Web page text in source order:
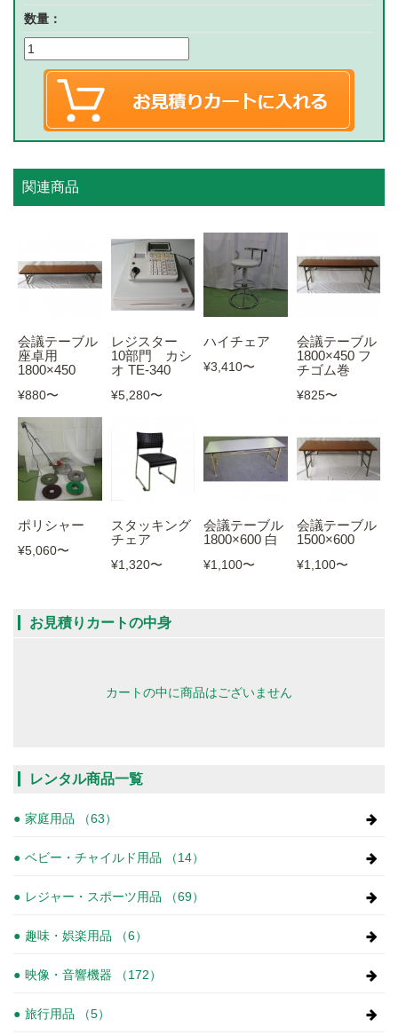
数量：
関連商品
会議テーブル
座卓用
1800×450
¥880〜
レジスター
10部門 カシ
オ TE-340
¥5,280〜
ハイチェア
¥3,410〜
会議テーブル
1800×450 フ
チゴム巻
¥825〜
ポリシャー
¥5,060〜
スタッキング
チェア
¥1,320〜
会議テーブル
1800×600 白
¥1,100〜
会議テーブル
1500×600
¥1,100〜
お見積りカートの中身
カートの中に商品はございません
レンタル商品一覧
家庭用品 （63）
ベビー・チャイルド用品 （14）
レジャー・スポーツ用品 （69）
趣味・娯楽用品 （6）
映像・音響機器 （172）
旅行用品 （5）